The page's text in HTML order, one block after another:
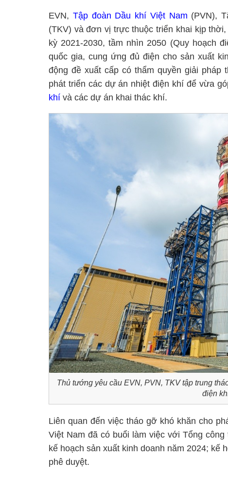
EVN, Tập đoàn Dầu khí Việt Nam (PVN),
(TKV) và đơn vị trực thuộc triển khai kịp
kỳ 2021-2030, tầm nhìn 2050 (Quy hoạch
quốc gia, cung ứng đủ điện cho sản xuất
động đề xuất cấp có thẩm quyền giải
phát triển các dự án nhiệt điện khí để vừa
khí và các dự án khai thác khí.
Thủ tướng yêu cầu EVN, PVN, TKV tập trung
điện
Liên quan đến việc tháo gỡ khó khăn cho
Việt Nam đã có buổi làm việc với Tổng
kế hoạch sản xuất kinh doanh năm 2024;
phê duyệt.